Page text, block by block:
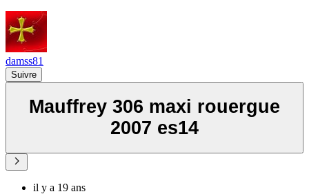
damss81
Suivre
Mauffrey 306 maxi rouergue
2007 es14
il y a 19 ans